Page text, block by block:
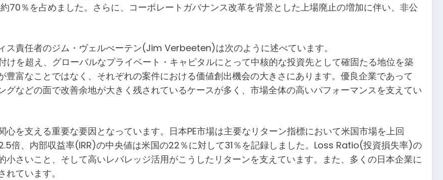
70％を占めました。さらに、コーポレートガバナンス改革を背景とした上場廃止の増加に伴い、非公
ス責任者のジム・ヴェルべーテン(Jim Verbeeten)は次のように述べています。
けを超え、グローバルなプライベート・キャピタルにとって中核的な投資先として確固たる地位を築
富なことではなく、それぞれの案件における価値創出機会の大きさにあります。優良企業であって
などの面で改善余地が大きく残されているケースが多く、市場全体の高いパフォーマンスを支えてい
を支える重要な要因となっています。日本PE市場は主要なリターン指標において米国市場を上回
倍、内部収益率(IRR)の中央値は米国の22％に対して31％を記録しました。Loss Ratio(投資損失率)の
さいこと、そして高いレバレッジ活用がこうしたリターンを支えています。また、多くの日本企業に
ています。